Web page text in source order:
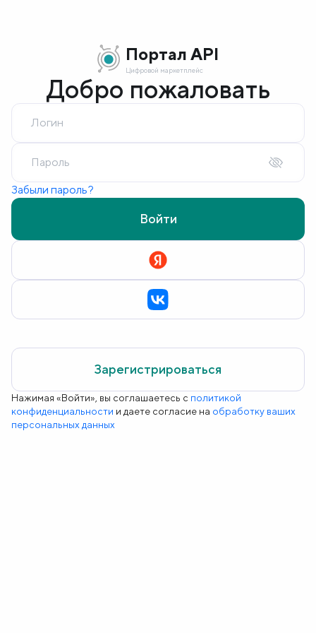
Портал API
Цифровой маркетплейс
Добро пожаловать
Логин
Пароль
Забыли пароль?
Войти
Зарегистрироваться
Нажимая «Войти», вы соглашаетесь с политикой
конфиденциальности и даете согласие на обработку ваших
персональных данных